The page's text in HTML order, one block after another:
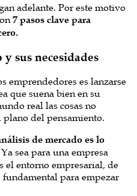
adelante. Por este motivo
7 pasos clave para
sus necesidades
emprendedores es lanzarse
que suena bien en su
real las cosas no
plano del pensamiento.
de mercado es lo
Ya sea para una empresa
el entorno empresarial, de
fundamental para empezar